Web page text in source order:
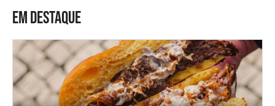
EM DESTAQUE